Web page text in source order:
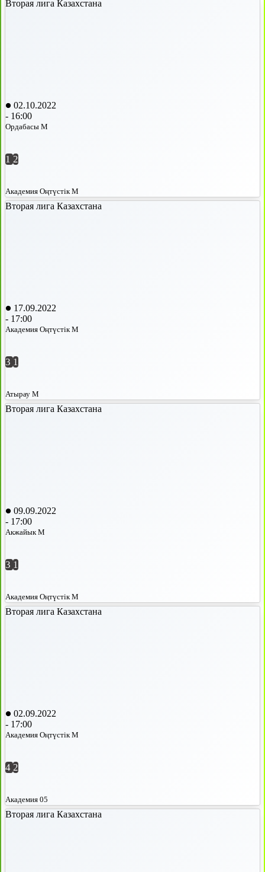
Вторая лига Казахстана
02.10.2022
- 16:00
Ордабасы М
1 2
Академия Оңтүстік М
Вторая лига Казахстана
17.09.2022
- 17:00
Академия Оңтүстік М
3 1
Атырау М
Вторая лига Казахстана
09.09.2022
- 17:00
Акжайык М
3 1
Академия Оңтүстік М
Вторая лига Казахстана
02.09.2022
- 17:00
Академия Оңтүстік М
4 2
Академия 05
Вторая лига Казахстана